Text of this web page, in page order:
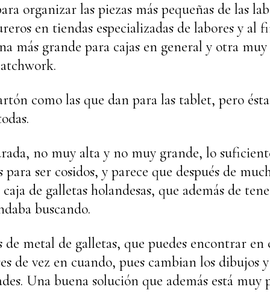
organizar las piezas más pequeñas de las
en tiendas especializadas de labores y al
más grande para cajas en general y otra
como las que dan para las tablet, pero
no muy alta y no muy grande, lo
ser cosidos, y parece que después de
de galletas holandesas, que además de
buscando.
metal de galletas, que puedes encontrar en
de vez en cuando, pues cambian los dibujos
Una buena solución que además está muy